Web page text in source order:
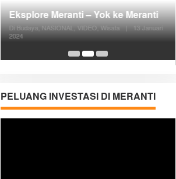
05:08
Posyandu Melayani Semua Siklus
Hidup
Di ADVERTORIAL, Kesehatan, VIDEO |
27
Desember 2023
PELUANG INVESTASI DI MERANTI
Pemutar